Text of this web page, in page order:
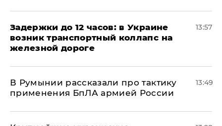
Задержки до 12 часов: в Украине
возник транспортный коллапс на
железной дороге
13:57
В Румынии рассказали про тактику
применения БпЛА армией России
13:49